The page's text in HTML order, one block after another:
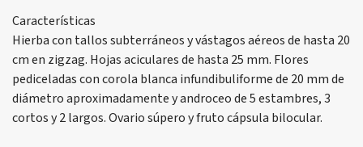
Características
Hierba con tallos subterráneos y vástagos aéreos de hasta 20
cm en zigzag. Hojas aciculares de hasta 25 mm. Flores
pediceladas con corola blanca infundibuliforme de 20 mm de
diámetro aproximadamente y androceo de 5 estambres, 3
cortos y 2 largos. Ovario súpero y fruto cápsula bilocular.